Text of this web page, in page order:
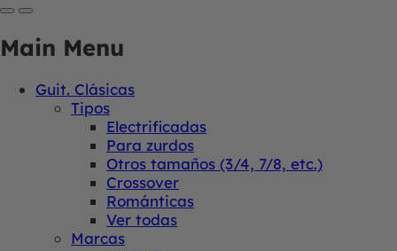
Main Menu
Guit. Clásicas
Tipos
Electrificadas
Para zurdos
Otros tamaños (3/4, 7/8, etc.)
Crossover
Románticas
Ver todas
Marcas